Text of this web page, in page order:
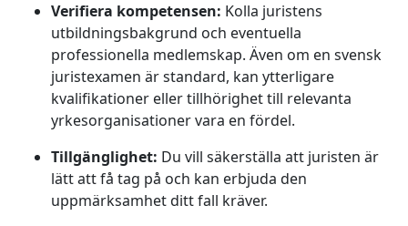
Verifiera kompetensen: Kolla juristens
utbildningsbakgrund och eventuella
professionella medlemskap. Även om en svensk
juristexamen är standard, kan ytterligare
kvalifikationer eller tillhörighet till relevanta
yrkesorganisationer vara en fördel.
Tillgänglighet: Du vill säkerställa att juristen är
lätt att få tag på och kan erbjuda den
uppmärksamhet ditt fall kräver.